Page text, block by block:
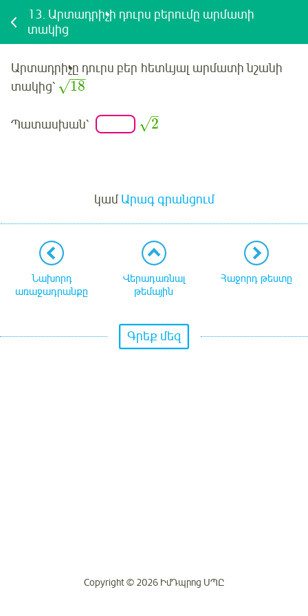
13. Արտադրիչի դուրս բերումը արմատի
տակից
Արտադրիչը դուրս բեր հետևյալ արմատի նշանի
տակից՝
18
−−
√
Պատասխան՝ 2
–
√
կամԱրագ գրանցում
Նախորդ
առաջադրանքը
Վերադառնալ
թեմային
Հաջորդ թեստը
Գրեք մեզ
Copyright © 2026 ԻմԴպրոց ՍՊԸ